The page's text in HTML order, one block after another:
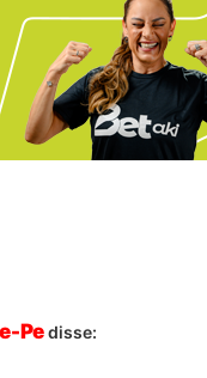
Pedisse: